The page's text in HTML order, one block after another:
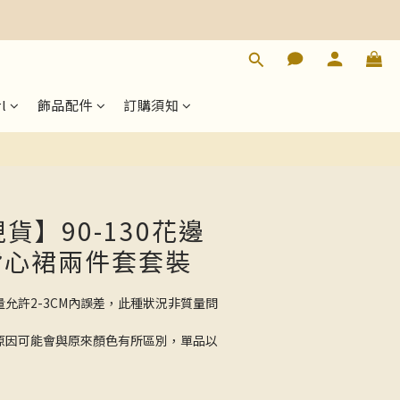
飾品配件 訂購須知
】90-130花邊
裙兩件套套裝
允許2-3CM內誤差，此種狀況非質量問
可能會與原來顏色有所區別，單品以
立即購買